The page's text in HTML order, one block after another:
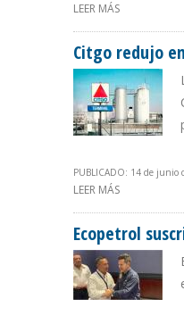
LEER MÁS
Citgo redujo
PUBLICADO: 14 de junio
LEER MÁS
Ecopetrol